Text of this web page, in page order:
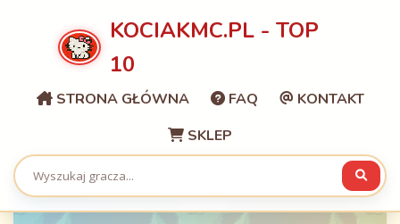
KOCIAKMC.PL - TOP
10
STRONA GŁÓWNA FAQ
KONTAKT
SKLEP